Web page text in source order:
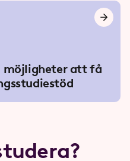
möjligheter att få